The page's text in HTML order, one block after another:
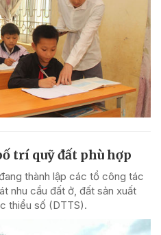
trí quỹ đất phù hợp
thành lập các tổ công tác
nhu cầu đất ở, đất sản xuất
thiểu số (DTTS).